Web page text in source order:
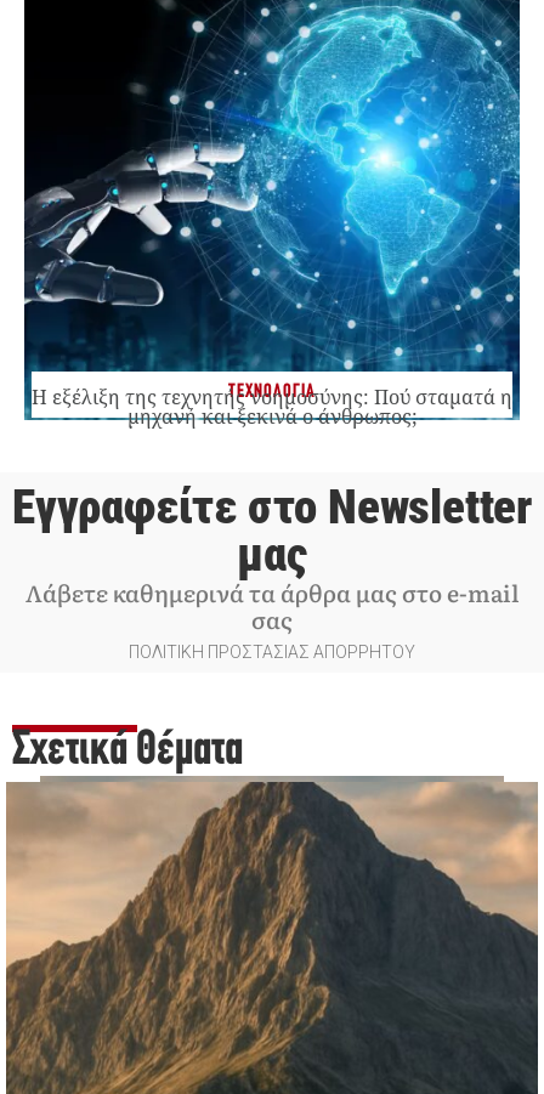
ΤΕΧΝΟΛΟΓΙΑ
Η εξέλιξη της τεχνητής νοημοσύνης: Πού σταματά η
μηχανή και ξεκινά ο άνθρωπος;
Εγγραφείτε στο Newsletter
μας
Λάβετε καθημερινά τα άρθρα μας στο e-mail
σας
ΠΟΛΙΤΙΚΗ ΠΡΟΣΤΑΣΙΑΣ ΑΠΟΡΡΗΤΟΥ
Σχετικά Θέματα